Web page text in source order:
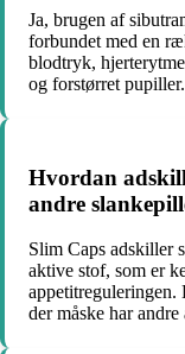
Ja, brugen af
forbundet med en
blodtryk,
og forstørret pupiller.
Hvordan
andre
Slim Caps adskiller
aktive stof, som er
appetitreguleringen.
der måske har